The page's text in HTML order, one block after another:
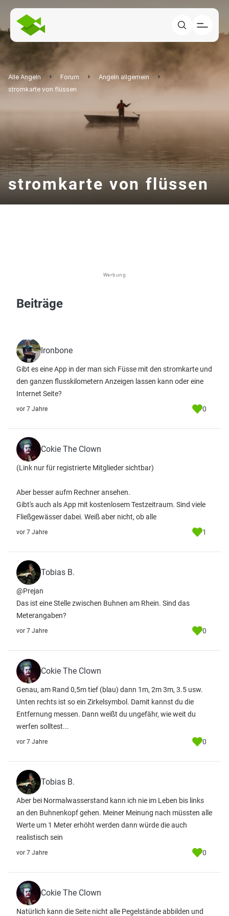
Alle Angeln Forum
Angeln allgemein
stromkarte von flüssen
stromkarte von flüssen
Werbung
Beiträge
Ironbone
Gibt es eine App in der man sich Füsse mit den stromkarte und
den ganzen flusskilometern Anzeigen lassen kann oder eine
Internet Seite?
vor 7 Jahre 0
Cokie The Clown
(Link nur für registrierte Mitglieder sichtbar)
Aber besser aufm Rechner ansehen.
Gibt's auch als App mit kostenlosem Testzeitraum. Sind viele
Fließgewässer dabei. Weiß aber nicht, ob alle
vor 7 Jahre 1
Tobias B.
@Prejan
Das ist eine Stelle zwischen Buhnen am Rhein. Sind das
Meterangaben?
vor 7 Jahre 0
Cokie The Clown
Genau, am Rand 0,5m tief (blau) dann 1m, 2m 3m, 3.5 usw.
Unten rechts ist so ein Zirkelsymbol. Damit kannst du die
Entfernung messen. Dann weißt du ungefähr, wie weit du
werfen solltest...
vor 7 Jahre 0
Tobias B.
Aber bei Normalwasserstand kann ich nie im Leben bis links
an den Buhnenkopf gehen. Meiner Meinung nach müssten alle
Werte um 1 Meter erhöht werden dann würde die auch
realistisch sein
vor 7 Jahre 0
Cokie The Clown
Natürlich kann die Seite nicht alle Pegelstände abbilden und